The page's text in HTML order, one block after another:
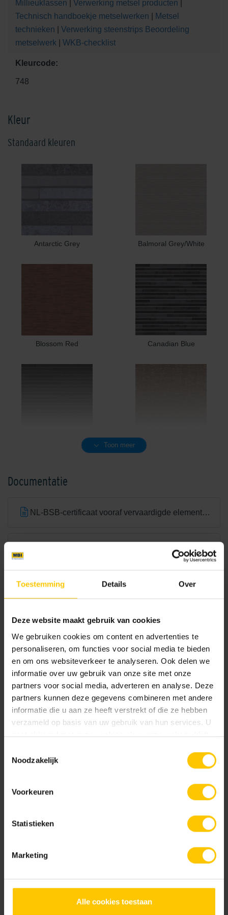
Toestemming Details Over
Deze website maakt gebruik van cookies
We gebruiken cookies om content en advertenties te
personaliseren, om functies voor social media te bieden
en om ons websiteverkeer te analyseren. Ook delen we
informatie over uw gebruik van onze site met onze
partners voor social media, adverteren en analyse. Deze
partners kunnen deze gegevens combineren met andere
informatie die u aan ze heeft verstrekt of die ze hebben
verzameld op basis van uw gebruik van hun services. U
gaat akkoord met onze cookies als u onze website blijft
Noodzakelijk
Voorkeuren
Statistieken
Marketing
Alle cookies toestaan
Millieuklassen Verwerking metsel producten
Technisch handboekje metselwerken
Metsel
technieken
Verwerking steenstrips Beoordeling
metselwerk
WKB-checklist
Kleurcode:
748
Kleur
Standaard kleuren
Antarctic Grey Balmoral Grey/White
Blossom Red Canadian Blue
Crispy White Dark Grey
Dover White Earth Brown/Grey
Toon meer
Documentatie
NL-BSB-certificaat vooraf vervaardigde elementen van beton
Brochures
Bouwassortiment
Bekijk
Projectvoorbeelden bouw